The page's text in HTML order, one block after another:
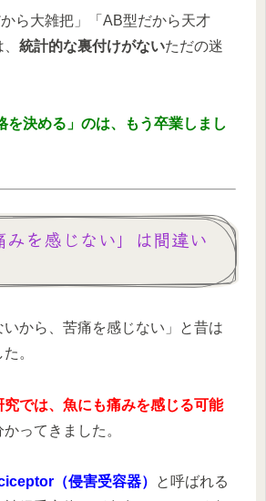
ら大雑把」「AB型だから天才
統計的な裏付けがないただの迷
を決める」のは、もう卒業しまし
を感じない」は間違い
いから、苦痛を感じない」と昔は
。
究では、魚にも痛みを感じる可能
ってきました。
（侵害受容器）
と呼ばれる